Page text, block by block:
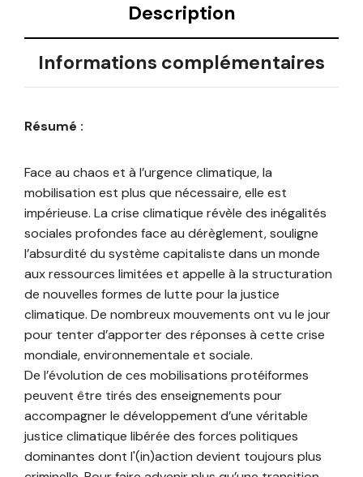
Description
Informations complémentaires
Résumé :
Face au chaos et à l’urgence climatique, la
mobilisation est plus que nécessaire, elle est
impérieuse. La crise climatique révèle des inégalités
sociales profondes face au dérèglement, souligne
l’absurdité du système capitaliste dans un monde
aux ressources limitées et appelle à la structuration
de nouvelles formes de lutte pour la justice
climatique. De nombreux mouvements ont vu le jour
pour tenter d’apporter des réponses à cette crise
mondiale, environnementale et sociale.
De l’évolution de ces mobilisations protéiformes
peuvent être tirés des enseignements pour
accompagner le développement d’une véritable
justice climatique libérée des forces politiques
dominantes dont l'(in)action devient toujours plus